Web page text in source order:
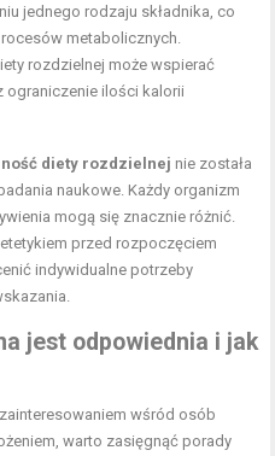
jednego rodzaju składnika, co
metabolicznych.
rozdzielnej może wspierać
ograniczenie ilości kalorii
diety rozdzielnej nie została
naukowe. Każdy organizm
mogą się znacznie różnić.
przed rozpoczęciem
indywidualne potrzeby
jest odpowiednia i jak
wśród osób
warto zasięgnąć porady